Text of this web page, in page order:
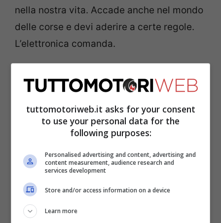
nella nostra vita. Accade anche nel mondo
delle corse e devi aderire a certe regole.
L’elettronica comanda.
tuttomotoriweb.it asks for your consent
to use your personal data for the
following purposes:
Personalised advertising and content, advertising and
content measurement, audience research and
services development
Store and/or access information on a device
Learn more